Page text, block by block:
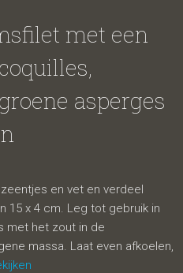
met een
asperges
en vet en verdeel
15 x 4 cm. Leg tot gebruik in
met het zout in de
massa. Laat even afkoelen,